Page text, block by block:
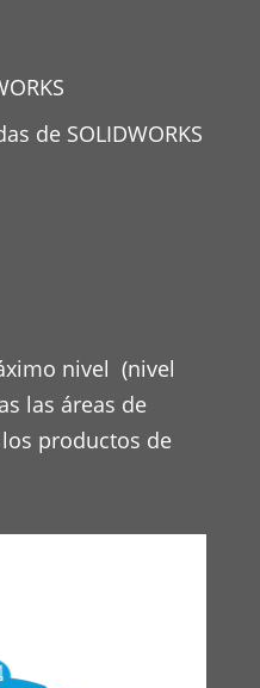
de SOLIDWORKS
nivel (nivel
las áreas de
productos de